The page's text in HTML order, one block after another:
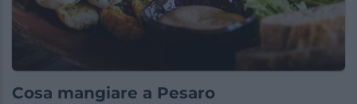
Cosa mangiare a Pesaro